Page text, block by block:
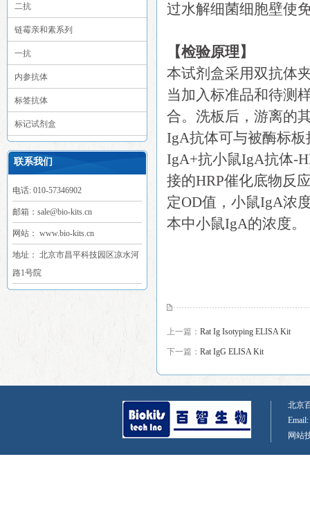
二抗
链霉亲和素系列
一抗
内参抗体
标签抗体
标记试剂盒
联系我们
电话: 010-57346902
邮箱：sale@bio-kits.cn
网站： www.bio-kits.cn
地址： 北京市昌平科技园区凉水河
路1号院
过水解细菌细胞壁使
【检验原理】
本试剂盒采用双抗体
当加入标准品和待测
合。洗板后，游离的
IgA抗体可与被酶标
IgA+抗小鼠IgA抗体-
接的HRP催化底物反
定OD值，小鼠IgA浓
本中小鼠IgA的浓度。
上一篇： Rat Ig Isotyping ELISA Kit
下一篇： Rat IgG ELISA Kit
北京
网站